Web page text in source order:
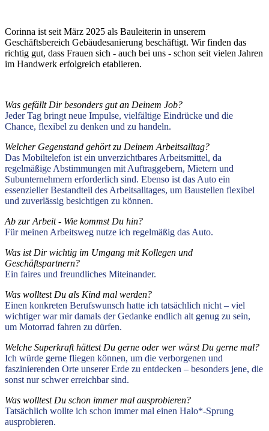
Corinna ist seit März 2025 als Bauleiterin in unserem
Geschäftsbereich Gebäudesanierung beschäftigt. Wir finden das
richtig gut, dass Frauen sich - auch bei uns - schon seit vielen Jahren
im Handwerk erfolgreich etablieren.
Was gefällt Dir besonders gut an Deinem Job?
Jeder Tag bringt neue Impulse, vielfältige Eindrücke und die
Chance, flexibel zu denken und zu handeln.
Welcher Gegenstand gehört zu Deinem Arbeitsalltag?
Das Mobiltelefon ist ein unverzichtbares Arbeitsmittel, da
regelmäßige Abstimmungen mit Auftraggebern, Mietern und
Subunternehmern erforderlich sind. Ebenso ist das Auto ein
essenzieller Bestandteil des Arbeitsalltages, um Baustellen flexibel
und zuverlässig besichtigen zu können.
Ab zur Arbeit - Wie kommst Du hin?
Für meinen Arbeitsweg nutze ich regelmäßig das Auto.
Was ist Dir wichtig im Umgang mit Kollegen und
Geschäftspartnern?
Ein faires und freundliches Miteinander.
Was wolltest Du als Kind mal werden?
Einen konkreten Berufswunsch hatte ich tatsächlich nicht – viel
wichtiger war mir damals der Gedanke endlich alt genug zu sein,
um Motorrad fahren zu dürfen.
Welche Superkraft hättest Du gerne oder wer wärst Du gerne mal?
Ich würde gerne fliegen können, um die verborgenen und
faszinierenden Orte unserer Erde zu entdecken – besonders jene, die
sonst nur schwer erreichbar sind.
Was wolltest Du schon immer mal ausprobieren?
Tatsächlich wollte ich schon immer mal einen Halo*-Sprung
ausprobieren.